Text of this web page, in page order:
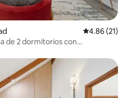
Calificación
4.86 (21)
de 2 dormitorios con